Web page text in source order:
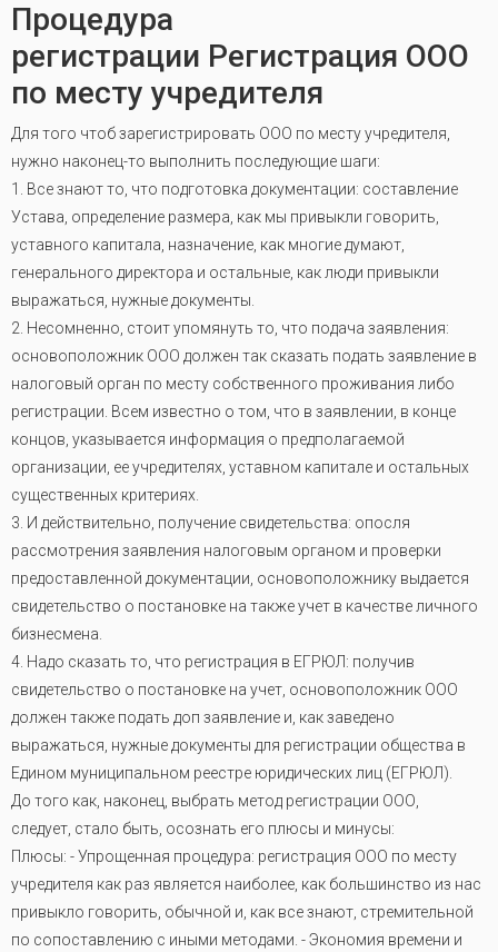
Процедура
регистрации Регистрация ООО
по месту учредителя
Для того чтоб зарегистрировать ООО по месту учредителя,
нужно наконец-то выполнить последующие шаги:
1. Все знают то, что подготовка документации: составление
Устава, определение размера, как мы привыкли говорить,
уставного капитала, назначение, как многие думают,
генерального директора и остальные, как люди привыкли
выражаться, нужные документы.
2. Несомненно, стоит упомянуть то, что подача заявления:
основоположник ООО должен так сказать подать заявление в
налоговый орган по месту собственного проживания либо
регистрации. Всем известно о том, что в заявлении, в конце
концов, указывается информация о предполагаемой
организации, ее учредителях, уставном капитале и остальных
существенных критериях.
3. И действительно, получение свидетельства: опосля
рассмотрения заявления налоговым органом и проверки
предоставленной документации, основоположнику выдается
свидетельство о постановке на также учет в качестве личного
бизнесмена.
4. Надо сказать то, что регистрация в ЕГРЮЛ: получив
свидетельство о постановке на учет, основоположник ООО
должен также подать доп заявление и, как заведено
выражаться, нужные документы для регистрации общества в
Едином муниципальном реестре юридических лиц (ЕГРЮЛ).
До того как, наконец, выбрать метод регистрации ООО,
следует, стало быть, осознать его плюсы и минусы:
Плюсы: - Упрощенная процедура: регистрация ООО по месту
учредителя как раз является наиболее, как большинство из нас
привыкло говорить, обычной и, как все знают, стремительной
по сопоставлению с иными методами. - Экономия времени и